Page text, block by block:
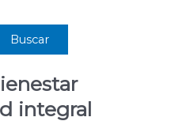
Buscar
integral